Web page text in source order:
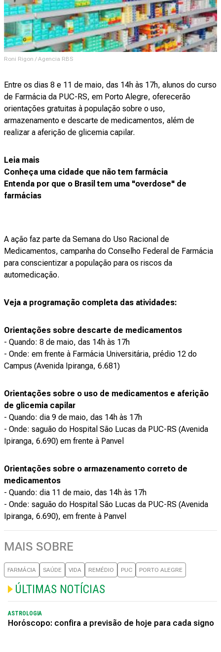
Roni Rigon / Agencia RBS
Entre os dias 8 e 11 de maio, das 14h às 17h, alunos do curso
de Farmácia da PUC-RS, em Porto Alegre, oferecerão
orientações gratuitas à população sobre o uso,
armazenamento e descarte de medicamentos, além de
realizar a aferição de glicemia capilar.
Leia mais
Conheça uma cidade que não tem farmácia
Entenda por que o Brasil tem uma "overdose" de
farmácias
A ação faz parte da Semana do Uso Racional de
Medicamentos, campanha do Conselho Federal de Farmácia
para conscientizar a população para os riscos da
automedicação.
Veja a programação completa das atividades:
Orientações sobre descarte de medicamentos
- Quando: 8 de maio, das 14h às 17h
- Onde: em frente à Farmácia Universitária, prédio 12 do
Campus (Avenida Ipiranga, 6.681)
Orientações sobre o uso de medicamentos e aferição
de glicemia capilar
- Quando: dia 9 de maio, das 14h às 17h
- Onde: saguão do Hospital São Lucas da PUC-RS (Avenida
Ipiranga, 6.690) em frente à Panvel
Orientações sobre o armazenamento correto de
medicamentos
- Quando: dia 11 de maio, das 14h às 17h
- Onde: saguão do Hospital São Lucas da PUC-RS (Avenida
Ipiranga, 6.690), em frente à Panvel
MAIS SOBRE
FARMÁCIA SAÚDE VIDA REMÉDIO PUC PORTO ALEGRE
ÚLTIMAS NOTÍCIAS
ASTROLOGIA
Horóscopo: confira a previsão de hoje para cada signo